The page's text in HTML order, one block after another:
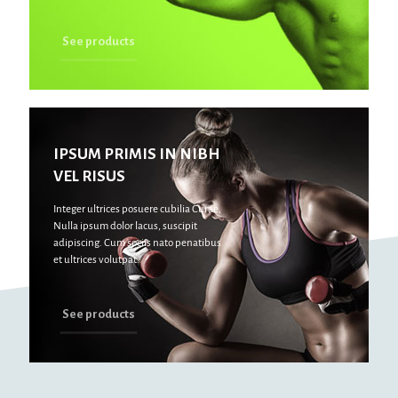
See products
IPSUM PRIMIS IN NIBH
VEL RISUS
Integer ultrices posuere cubilia Curae,
Nulla ipsum dolor lacus, suscipit
adipiscing. Cum sociis nato penatibus
et ultrices volutpat.
See products